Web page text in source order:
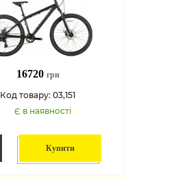
16720 грн
Код товару: 03,151
Є в наявності
Купити